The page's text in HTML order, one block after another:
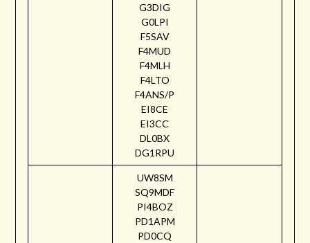
G3DIG
G0LPI
F5SAV
F4MUD
F4MLH
F4LTO
F4ANS/P
EI8CE
EI3CC
DL0BX
DG1RPU
UW8SM
SQ9MDF
PI4BOZ
PD1APM
PD0CQ